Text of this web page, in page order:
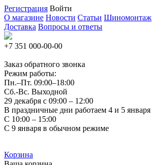
Регистрация Войти
О магазине Новости Статьи Шиномонтаж
Доставка Вопросы и ответы
+7 351 000-00-00
Заказ обратного звонка
Режим работы:
Пн.–Пт. 09:00–18:00
Сб.-Вс. Выходной
29 декабря с 09:00 – 12:00
В праздничные дни работаем 4 и 5 января
С 10:00 – 15:00
С 9 января в обычном режиме
Корзина